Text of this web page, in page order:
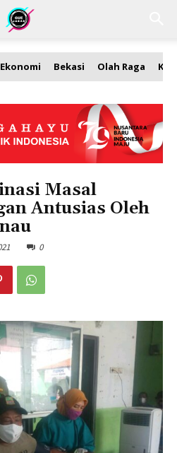
Ekonomi Bekasi Olah Raga
Masal
Antusias Oleh
0